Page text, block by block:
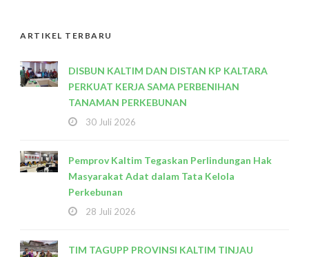
ARTIKEL TERBARU
DISBUN KALTIM DAN DISTAN KP KALTARA
PERKUAT KERJA SAMA PERBENIHAN
TANAMAN PERKEBUNAN
30 Juli 2026
Pemprov Kaltim Tegaskan Perlindungan Hak
Masyarakat Adat dalam Tata Kelola
Perkebunan
28 Juli 2026
TIM TAGUPP PROVINSI KALTIM TINJAU